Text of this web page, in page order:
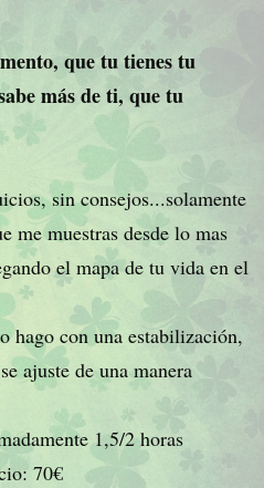
que tu tienes tu
más de ti, que tu
sin consejos...solamente
me muestras desde lo mas
el mapa de tu vida en el
hago con una estabilización,
ajuste de una manera
1,5/2 horas
70€